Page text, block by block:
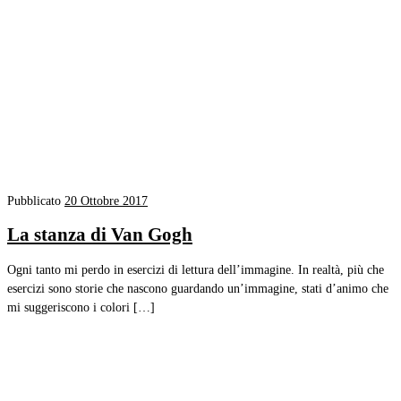
Pubblicato 20 Ottobre 2017
La stanza di Van Gogh
Ogni tanto mi perdo in esercizi di lettura dell’immagine. In realtà, più che
esercizi sono storie che nascono guardando un’immagine, stati d’animo che
mi suggeriscono i colori […]